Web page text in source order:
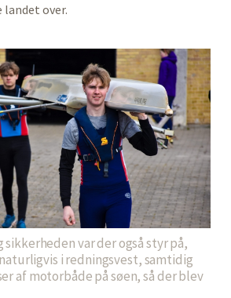
over.
var der også styr på,
i redningsvest, samtidig
af motorbåde på søen, så der blev